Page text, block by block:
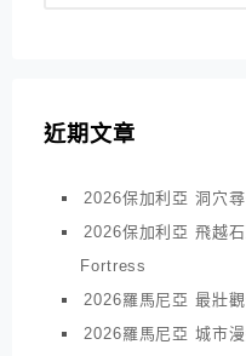
近期文章
2026保加利亞 洞穴
2026保加利亞 飛越
Fortress
2026羅馬尼亞 最壯
2026羅馬尼亞 城市